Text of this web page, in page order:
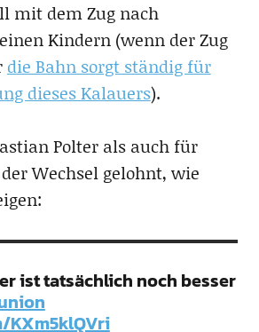
mit dem Zug nach
Kindern (wenn der Zug
die Bahn sorgt ständig für
dieses Kalauers).
Polter als auch für
Wechsel gelohnt, wie
ist tatsächlich noch besser
KXm5klQVri